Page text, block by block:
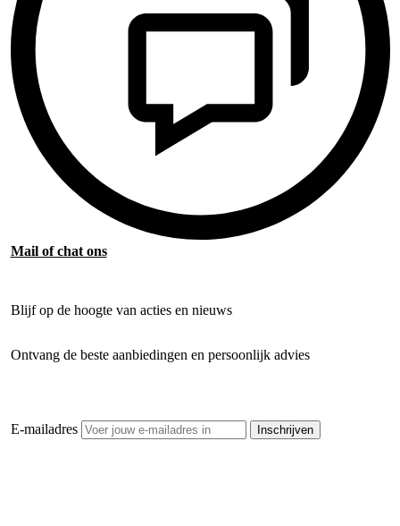
Mail of chat ons
Blijf op de hoogte van acties en nieuws
Ontvang de beste aanbiedingen en persoonlijk advies
E-mailadres Inschrijven